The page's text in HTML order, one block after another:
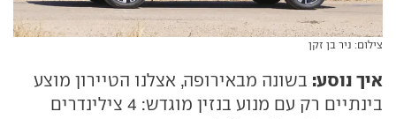
צילום: ניר בן זקן
איך נוסע: בשונה מבאירופה, אצלנו הטיירון מוצע
בינתיים רק עם מנוע בנזין מוגדש: 4 צילינדרים